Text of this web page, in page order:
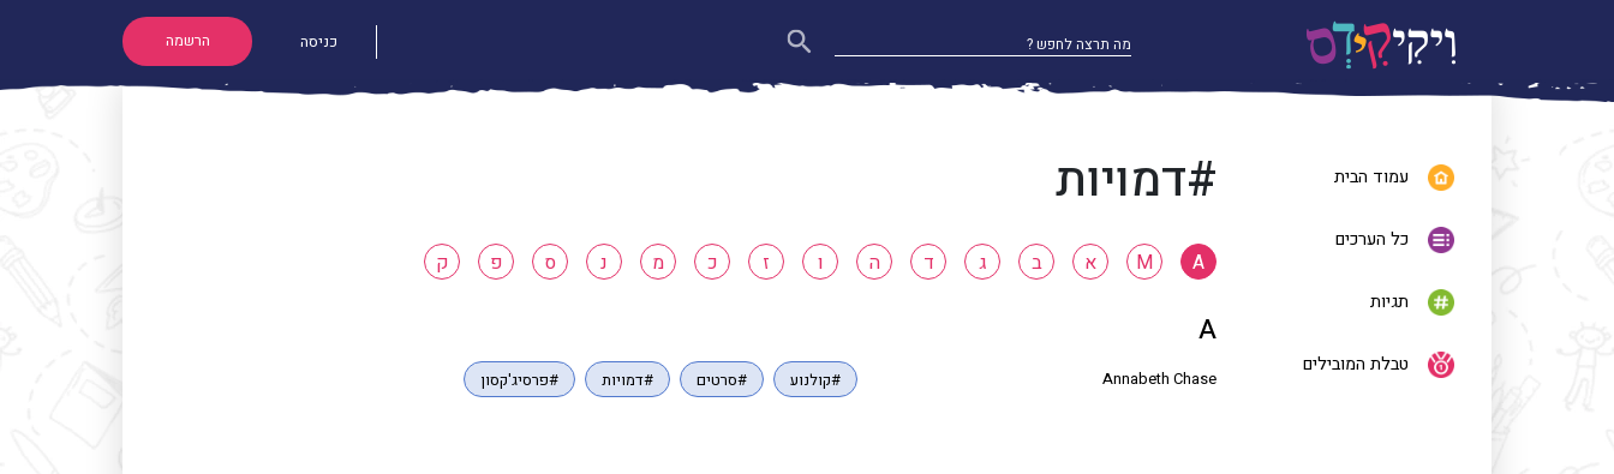
כניסה הרשמה
עמוד הבית
כל הערכים
תגיות
טבלת המובילים
#דמויות
A
M א ב ג ד ה ו ז כ מ נ ס פ ק
A
Annabeth Chase #קולנוע #סרטים #דמויות #פרסיג'קסון